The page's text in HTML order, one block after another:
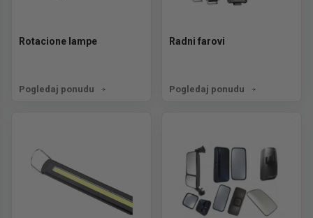
Rotacione lampe
Pogledaj ponudu
Radni farovi
Pogledaj ponudu